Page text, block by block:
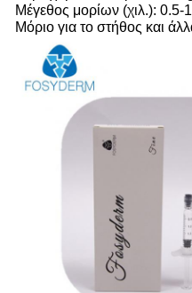
Μέγεθος μορίων (χιλ.): 0.5-
Μόριο για το στήθος και